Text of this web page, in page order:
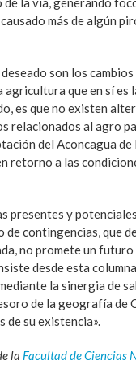
más de algún
son los
que en sí es
es que no existen
relacionados al agro
del Aconcagua de
retorno a las
presentes y
contingencias, que
no promete un
desde esta
la sinergia de
de la geografía de
su existencia».
la Facultad de Ciencias